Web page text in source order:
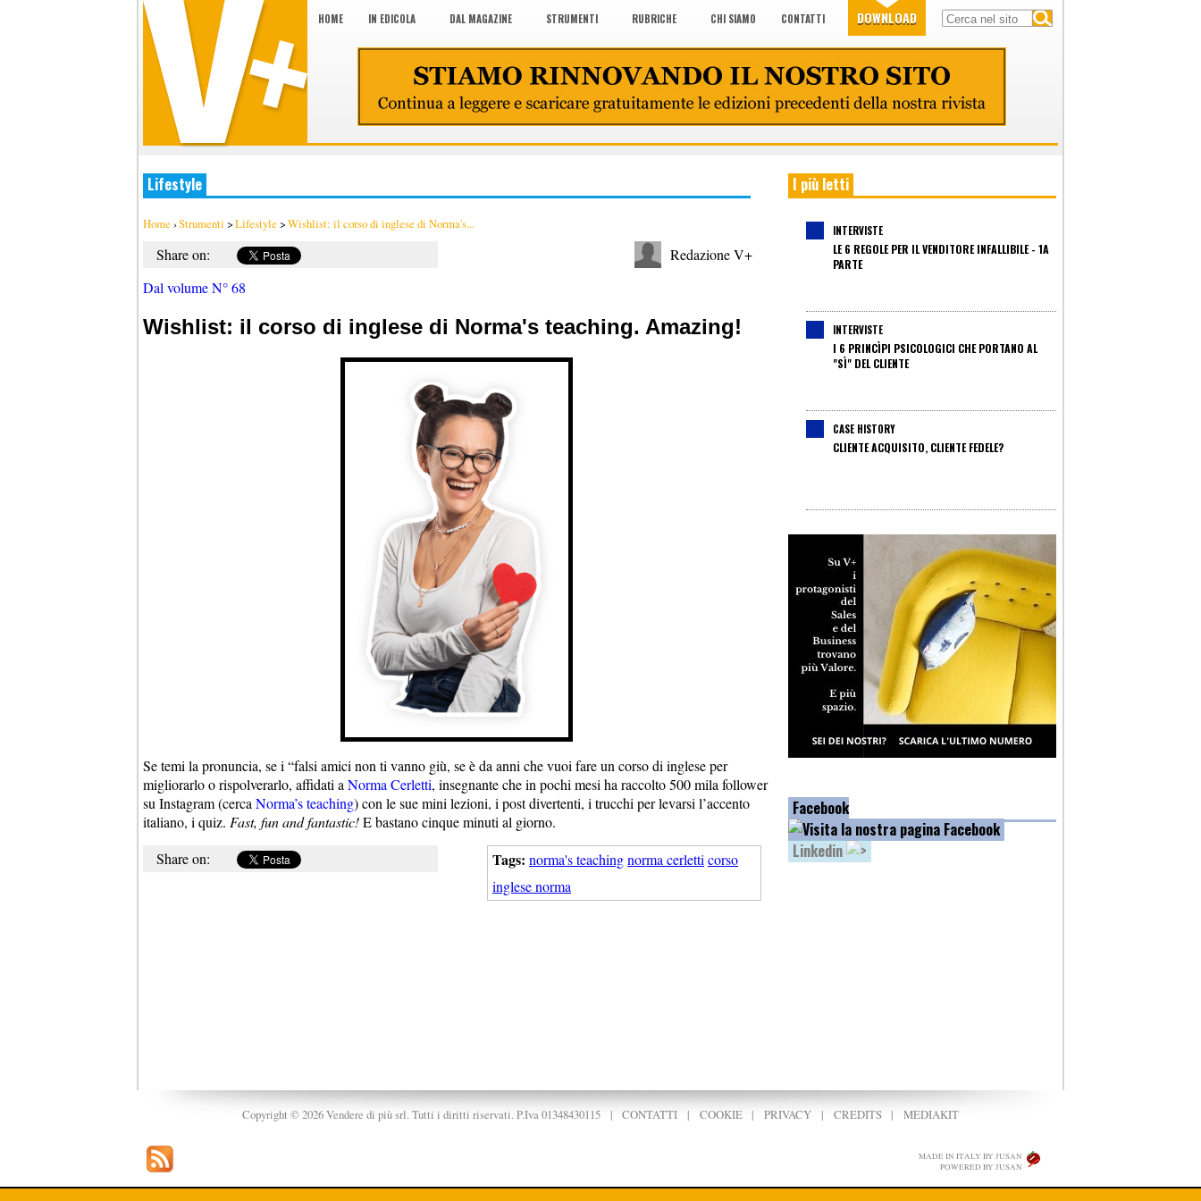
HOME IN EDICOLA DAL MAGAZINE STRUMENTI RUBRICHE CHI SIAMO CONTATTI DOWNLOAD
Lifestyle
Home ›Strumenti >Lifestyle >Wishlist: il corso di inglese di Norma's...
Share on:
Redazione V+
Dal volume N° 68
Wishlist: il corso di inglese di Norma's teaching. Amazing!
Se temi la pronuncia, se i “falsi amici non ti vanno giù, se è da anni che vuoi fare un corso di inglese per
migliorarlo o rispolverarlo, affidati a Norma Cerletti, insegnante che in pochi mesi ha raccolto 500 mila follower
su Instagram (cerca Norma’s teaching) con le sue mini lezioni, i post divertenti, i trucchi per levarsi l’accento
italiano, i quiz. Fast, fun and fantastic!E bastano cinque minuti al giorno.
Tags: norma's teachingnorma cerletti corso
inglese norma
Share on:
I più letti
INTERVISTE
LE 6 REGOLE PER IL VENDITORE INFALLIBILE - 1A
PARTE
INTERVISTE
I 6 PRINCÌPI PSICOLOGICI CHE PORTANO AL
"SÌ" DEL CLIENTE
CASE HISTORY
CLIENTE ACQUISITO, CLIENTE FEDELE?
Facebook
Linkedin
Copyright © 2026 Vendere di più srl. Tutti i diritti riservati. P.Iva 01348430115 |CONTATTI | COOKIE|PRIVACY | CREDITS| MEDIAKIT
MADE IN ITALY BY JUSAN
POWERED BY JUSAN